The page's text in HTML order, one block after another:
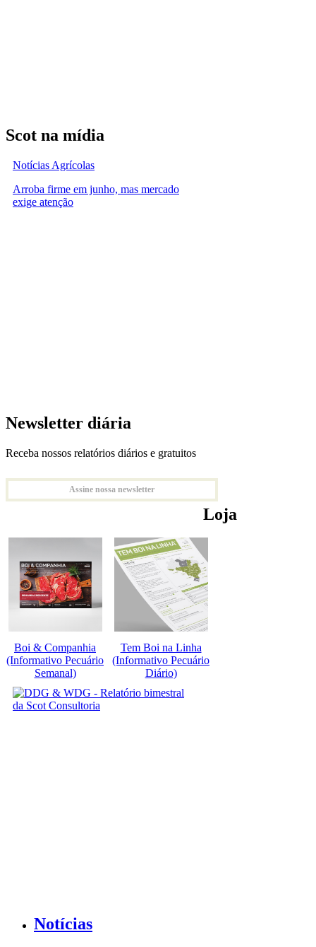
Scot na mídia
Notícias Agrícolas
Arroba firme em junho, mas mercado
exige atenção
Newsletter diária
Receba nossos relatórios diários e gratuitos
Assine nossa newsletter
Loja
Boi & Companhia
(Informativo Pecuário
Semanal)
Tem Boi na Linha
(Informativo Pecuário
Diário)
Notícias